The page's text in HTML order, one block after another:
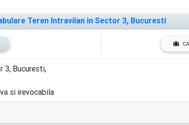
Teren Intravilan in Sector 3, Bucuresti
3, Bucuresti,
si irevocabila